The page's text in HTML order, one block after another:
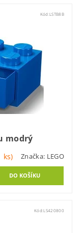
Kód:LSTB8B
modrý
ks) Značka: LEGO
Kód:LS420800